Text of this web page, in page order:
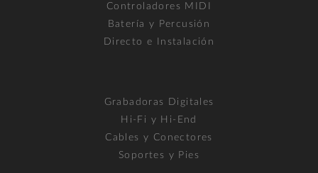
Controladores MIDI
Batería y Percusión
Directo e Instalación
Grabadoras Digitales
Hi-Fi y Hi-End
Cables y Conectores
Soportes y Pies